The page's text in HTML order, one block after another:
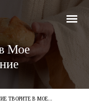
Мое
ТВОРИТЕ В МОЕ…